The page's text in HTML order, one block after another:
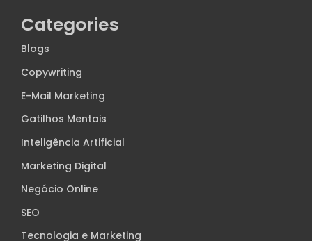
Categories
Blogs
Copywriting
E-Mail Marketing
Gatilhos Mentais
Inteligência Artificial
Marketing Digital
Negócio Online
SEO
Tecnologia e Marketing